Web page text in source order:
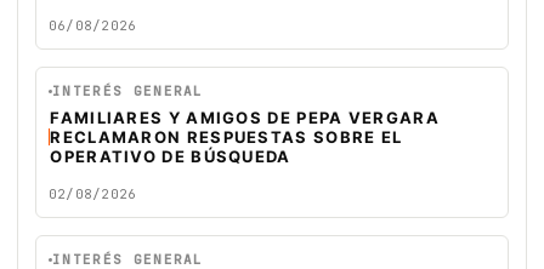
06/08/2026
INTERÉS GENERAL
FAMILIARES Y AMIGOS DE PEPA VERGARA
RECLAMARON RESPUESTAS SOBRE EL
OPERATIVO DE BÚSQUEDA
02/08/2026
INTERÉS GENERAL